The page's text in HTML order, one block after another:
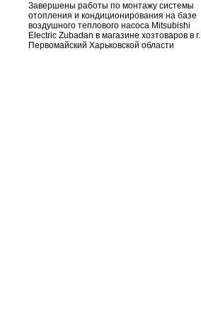
Завершены работы по монтажу системы
отопления и кондиционирования на базе
воздушного теплового насоса Mitsubishi
Electric Zubadan в магазине хозтоваров в г.
Первомайский Харьковской области